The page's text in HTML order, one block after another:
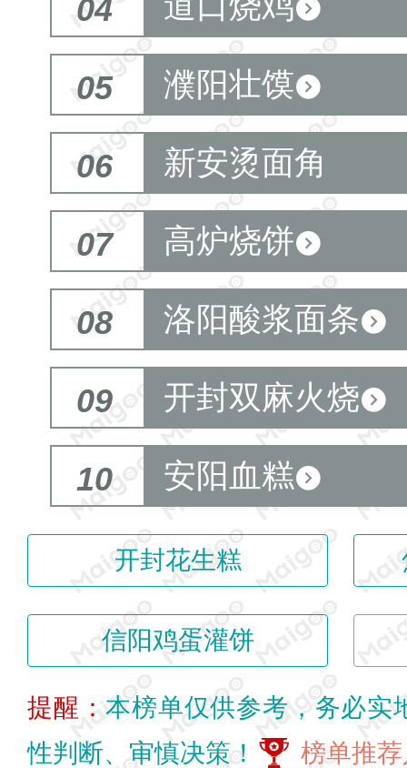
04
05 濮阳壮馍
06 新安烫面角
07 高炉烧饼
08 洛阳酸浆面条
09 开封双麻火烧
10 安阳血糕
开封花生糕
信阳鸡蛋灌饼
提醒：本榜单仅供参考，务必实
性判断、审慎决策！
榜单推